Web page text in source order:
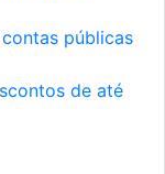
públicas
de até